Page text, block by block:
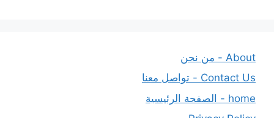
About - من نحن
Contact Us - تواصل معنا
home - الصفحة الرئيسية